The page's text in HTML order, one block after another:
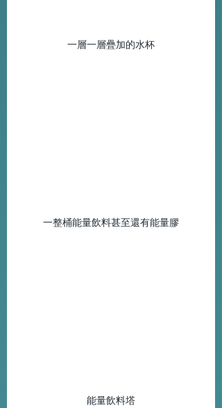
一層一層疊加的水杯
一整桶能量飲料甚至還有能量膠
能量飲料塔